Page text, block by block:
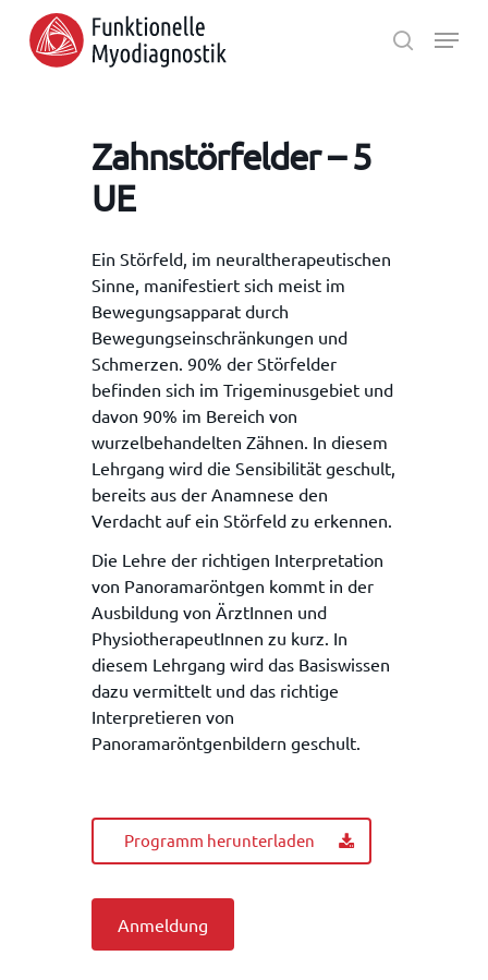
main
search
Menu
Zahnstörfelder – 5
UE
Ein Störfeld, im neuraltherapeutischen
Sinne, manifestiert sich meist im
Bewegungsapparat durch
Bewegungseinschränkungen und
Schmerzen. 90% der Störfelder
befinden sich im Trigeminusgebiet und
davon 90% im Bereich von
wurzelbehandelten Zähnen. In diesem
Lehrgang wird die Sensibilität geschult,
bereits aus der Anamnese den
Verdacht auf ein Störfeld zu erkennen.
Die Lehre der richtigen Interpretation
von Panoramaröntgen kommt in der
Ausbildung von ÄrztInnen und
PhysiotherapeutInnen zu kurz. In
diesem Lehrgang wird das Basiswissen
dazu vermittelt und das richtige
Interpretieren von
Panoramaröntgenbildern geschult.
Programm herunterladen
Anmeldung